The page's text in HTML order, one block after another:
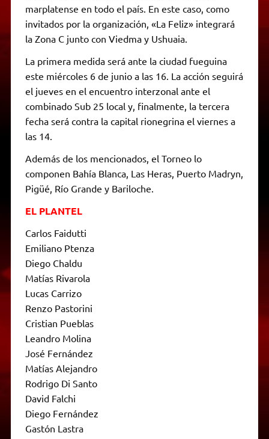
marplatense en todo el país. En este caso, como
invitados por la organización, «La Feliz» integrará
la Zona C junto con Viedma y Ushuaia.
La primera medida será ante la ciudad fueguina
este miércoles 6 de junio a las 16. La acción seguirá
el jueves en el encuentro interzonal ante el
combinado Sub 25 local y, finalmente, la tercera
fecha será contra la capital rionegrina el viernes a
las 14.
Además de los mencionados, el Torneo lo
componen Bahía Blanca, Las Heras, Puerto Madryn,
Pigüé, Río Grande y Bariloche.
EL PLANTEL
Carlos Faidutti
Emiliano Ptenza
Diego Chaldu
Matías Rivarola
Lucas Carrizo
Renzo Pastorini
Cristian Pueblas
Leandro Molina
José Fernández
Matías Alejandro
Rodrigo Di Santo
David Falchi
Diego Fernández
Gastón Lastra